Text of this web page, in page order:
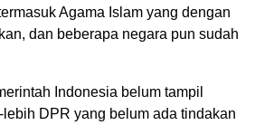
Agama Islam yang dengan
dan beberapa negara pun sudah
Indonesia belum tampil
DPR yang belum ada tindakan